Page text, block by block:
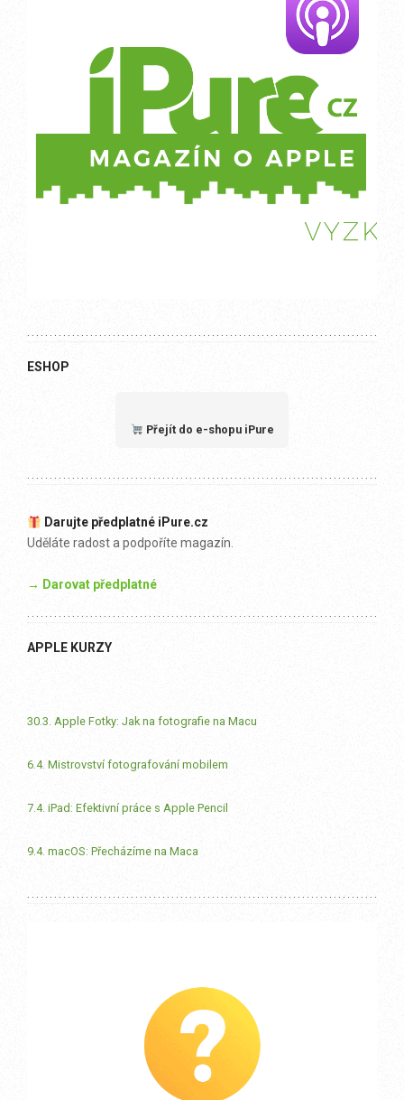
ESHOP
Přejít do e-shopu iPure
Darujte předplatné iPure.cz
Uděláte radost a podpoříte magazín.
→ Darovat předplatné
APPLE KURZY
30.3. Apple Fotky: Jak na fotografie na Macu
6.4. Mistrovství fotografování mobilem
7.4. iPad: Efektivní práce s Apple Pencil
9.4. macOS: Přecházíme na Maca